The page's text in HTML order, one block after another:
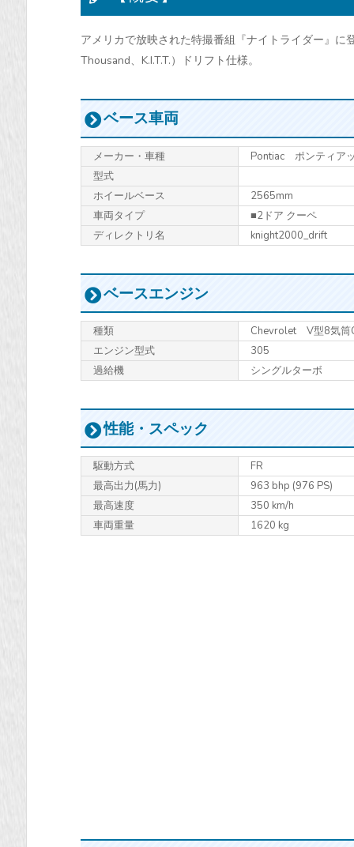
アメリカで放映された特撮番組『ナイトライダー』
Thousand、K.I.T.T.）ドリフト仕様。
ベース車両
メーカー・車種
Pontiac ポンティア
型式
ホイールベース
2565mm
車両タイプ
■2ドア クーペ
ディレクトリ名
knight2000_drift
ベースエンジン
種類
Chevrolet V型8気筒
エンジン型式
305
過給機
シングルターボ
性能・スペック
駆動方式
FR
最高出力(馬力)
963 bhp (976 PS)
最高速度
350 km/h
車両重量
1620 kg